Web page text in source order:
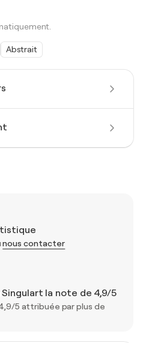
nous contacter
la note de 4,9/5
5 attribuée par plus de
Abstrait